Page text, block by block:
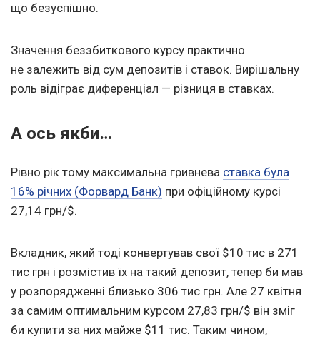
що безуспішно.
Значення беззбиткового курсу практично
не залежить від сум депозитів і ставок. Вирішальну
роль відіграє диференціал — різниця в ставках.
А ось якби…
Рівно рік тому максимальна гривнева ставка була
16% річних (Форвард Банк) при офіційному курсі
27,14 грн/$.
Вкладник, який тоді конвертував свої $10 тис в 271
тис грн і розмістив їх на такий депозит, тепер би мав
у розпорядженні близько 306 тис грн. Але 27 квітня
за самим оптимальним курсом 27,83 грн/$ він зміг
би купити за них майже $11 тис. Таким чином,